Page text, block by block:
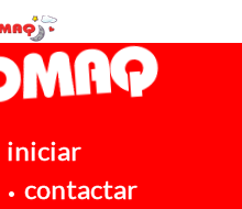
iniciar
• contactar